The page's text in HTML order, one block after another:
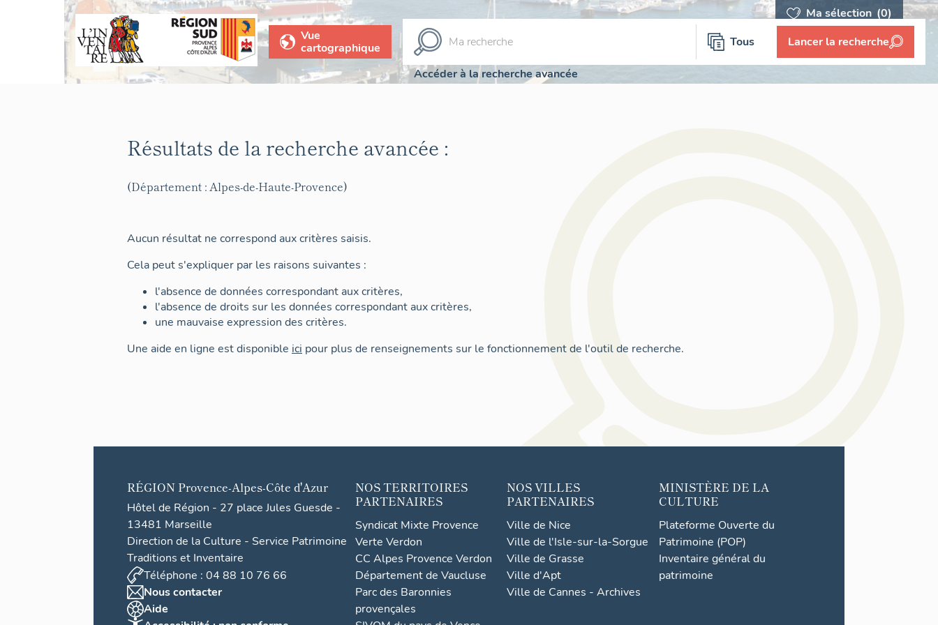
Ma sélection (0)
Vue
cartographique
Tous Lancer la recherche
Accéder à la recherche avancée
Résultats de la recherche avancée :
(Département : Alpes-de-Haute-Provence)
Aucun résultat ne correspond aux critères saisis.
Cela peut s'expliquer par les raisons suivantes :
l'absence de données correspondant aux critères,
l'absence de droits sur les données correspondant aux critères,
une mauvaise expression des critères.
Une aide en ligne est disponible ici pour plus de renseignements sur le fonctionnement de l'outil de recherche.
RÉGION Provence-Alpes-Côte d'Azur
Hôtel de Région - 27 place Jules Guesde -
13481 Marseille
Direction de la Culture - Service Patrimoine
Traditions et Inventaire
Téléphone : 04 88 10 76 66
Nous contacter
Aide
NOS TERRITOIRES
PARTENAIRES
Syndicat Mixte Provence
Verte Verdon
CC Alpes Provence Verdon
Département de Vaucluse
Parc des Baronnies
provençales
NOS VILLES
PARTENAIRES
Ville de Nice
Ville de l'Isle-sur-la-Sorgue
Ville de Grasse
Ville d'Apt
Ville de Cannes - Archives
MINISTÈRE DE LA
CULTURE
Plateforme Ouverte du
Patrimoine (POP)
Inventaire général du
patrimoine